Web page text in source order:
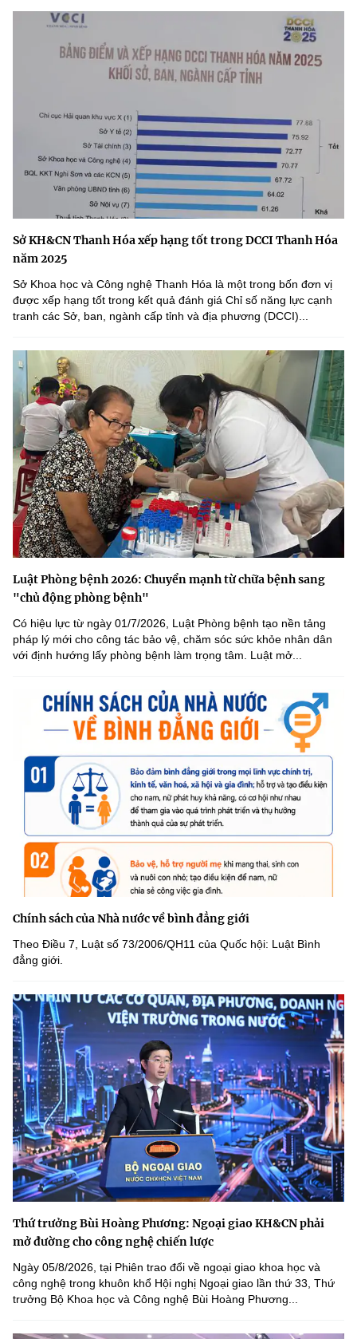
Sở KH&CN Thanh Hóa xếp hạng tốt trong DCCI Thanh Hóa
năm 2025
Sở Khoa học và Công nghệ Thanh Hóa là một trong bốn đơn vị
được xếp hạng tốt trong kết quả đánh giá Chỉ số năng lực cạnh
tranh các Sở, ban, ngành cấp tỉnh và địa phương (DCCI)...
Luật Phòng bệnh 2026: Chuyển mạnh từ chữa bệnh sang
"chủ động phòng bệnh"
Có hiệu lực từ ngày 01/7/2026, Luật Phòng bệnh tạo nền tảng
pháp lý mới cho công tác bảo vệ, chăm sóc sức khỏe nhân dân
với định hướng lấy phòng bệnh làm trọng tâm. Luật mở...
Chính sách của Nhà nước về bình đẳng giới
Theo Điều 7, Luật số 73/2006/QH11 của Quốc hội: Luật Bình
đẳng giới.
Thứ trưởng Bùi Hoàng Phương: Ngoại giao KH&CN phải
mở đường cho công nghệ chiến lược
Ngày 05/8/2026, tại Phiên trao đổi về ngoại giao khoa học và
công nghệ trong khuôn khổ Hội nghị Ngoại giao lần thứ 33, Thứ
trưởng Bộ Khoa học và Công nghệ Bùi Hoàng Phương...